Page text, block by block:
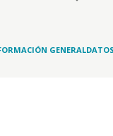
GENERAL